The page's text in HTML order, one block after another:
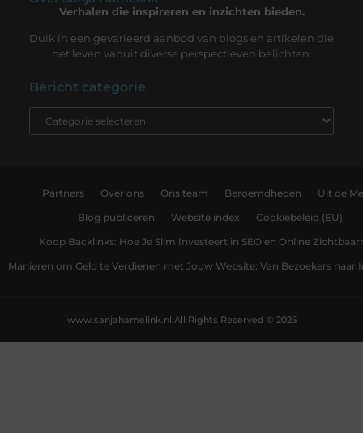
Verhalen die inspireren en inzichten bieden.
Duik in een gevarieerd aanbod van blogs en artikelen die
het leven vanuit diverse perspectieven belichten.
Bericht categorie
Partners Over ons Ons team Beroemdheden Uit de
Blog publiceren Website index Cookiebeleid (EU)
Koop Backlinks: Hoe Je Slim Investeert in SEO en Online
Manieren om Geld te Verdienen met Jouw Website: Van Bezoekers naar
All Rights Reserved © 2025
www.sanjahamelink.nl.